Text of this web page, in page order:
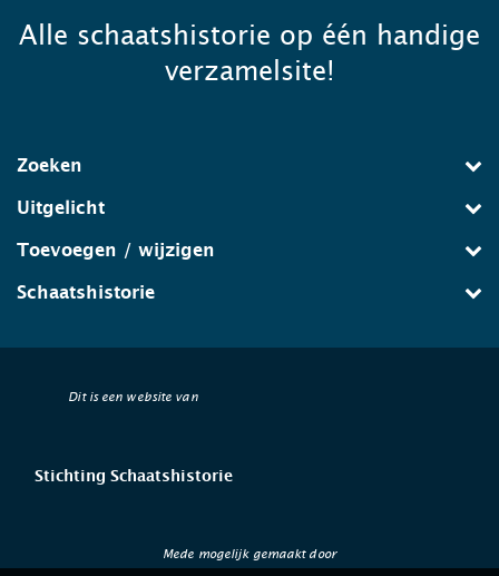
Alle schaatshistorie op één handige
verzamelsite!
Zoeken
Uitgelicht
Toevoegen / wijzigen
Schaatshistorie
Dit is een website van
Stichting Schaatshistorie
Mede mogelijk gemaakt door